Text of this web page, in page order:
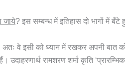
जाये? इस सम्बन्ध में इतिहास दो भागों में बँटे
वे इसी को ध्यान में रखकर अपनी बात
रामशरण शर्मा कृति